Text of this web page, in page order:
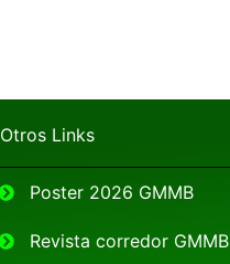
Otros Links
Poster 2026 GMMB
Revista corredor GMMB